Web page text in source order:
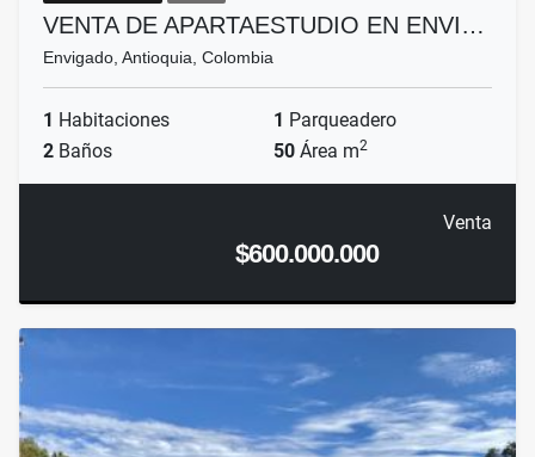
VENTA DE APARTAESTUDIO EN ENVI…
Envigado, Antioquia, Colombia
1 Habitaciones 1 Parqueadero
2 Baños 50 Área m2
Venta
$600.000.000